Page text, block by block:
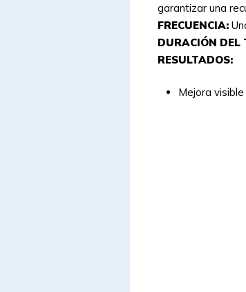
garantizar una
FRECUENCIA:
DURACIÓN DEL
RESULTADOS:
Mejora